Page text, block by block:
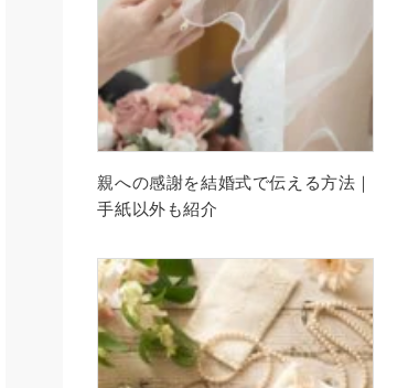
親への感謝を結婚式で伝える方法｜
手紙以外も紹介